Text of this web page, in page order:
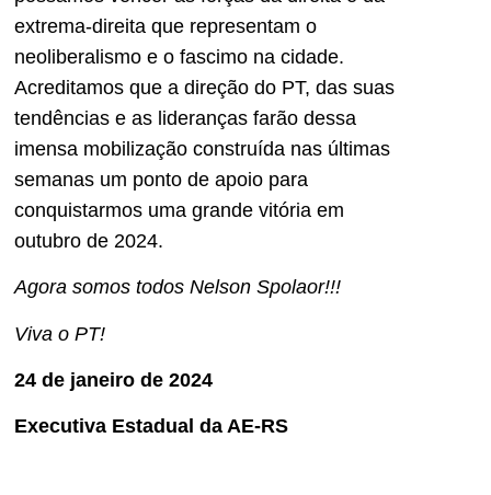
extrema-direita que representam o
neoliberalismo e o fascimo na cidade.
Acreditamos que a direção do PT, das suas
tendências e as lideranças farão dessa
imensa mobilização construída nas últimas
semanas um ponto de apoio para
conquistarmos uma grande vitória em
outubro de 2024.
Agora somos todos Nelson Spolaor!!!
Viva o PT!
24 de janeiro de 2024
Executiva Estadual da AE-RS